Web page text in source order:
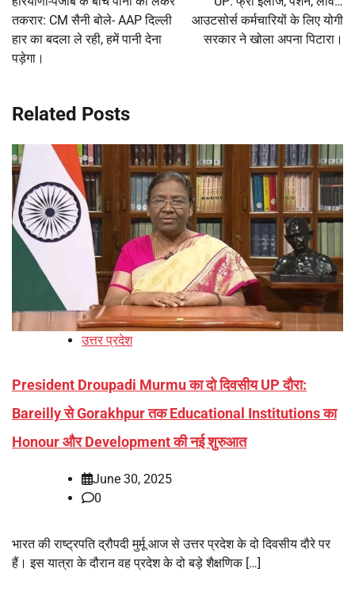
तकरार: CM सैनी बोले- AAP दिल्ली
हार का बदला ले रही, हमें पानी देना
पड़ेगा।
आउटसोर्स कर्मचारियों के लिए योगी
सरकार ने खोला अपना पिटारा।
Related Posts
उत्तर प्रदेश
President Droupadi Murmu का दो दिवसीय UP दौरा:
Bareilly से Gorakhpur तक Educational Institutions का
Honour और Development की नई शुरुआत
June 30, 2025
0
भारत की राष्ट्रपति द्रौपदी मुर्मू आज से उत्तर प्रदेश के दो दिवसीय दौरे पर
हैं। इस यात्रा के दौरान वह प्रदेश के दो बड़े शैक्षणिक […]